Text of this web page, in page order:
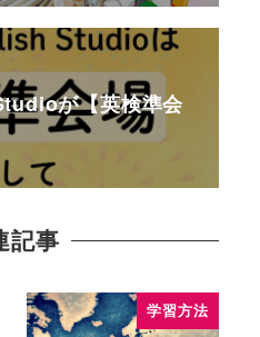
が【英検準会
記事
学習方法